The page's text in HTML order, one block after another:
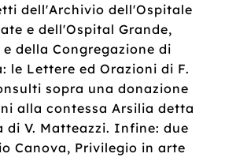
dell'Archivio dell'Ospitale
e dell'Ospital Grande,
e della Congregazione di
le Lettere ed Orazioni di F.
sopra una donazione
alla contessa Arsilia detta
di V. Matteazzi. Infine: due
Canova, Privilegio in arte